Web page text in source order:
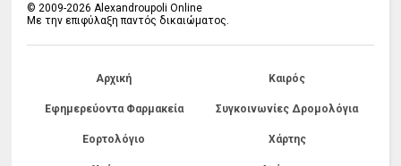
© 2009-2026 Alexandroupoli Online
Με την επιφύλαξη παντός δικαιώματος.
Αρχική Καιρός
Εφημερεύοντα Φαρμακεία Συγκοινωνίες Δρομολόγια
Εορτολόγιο Χάρτης